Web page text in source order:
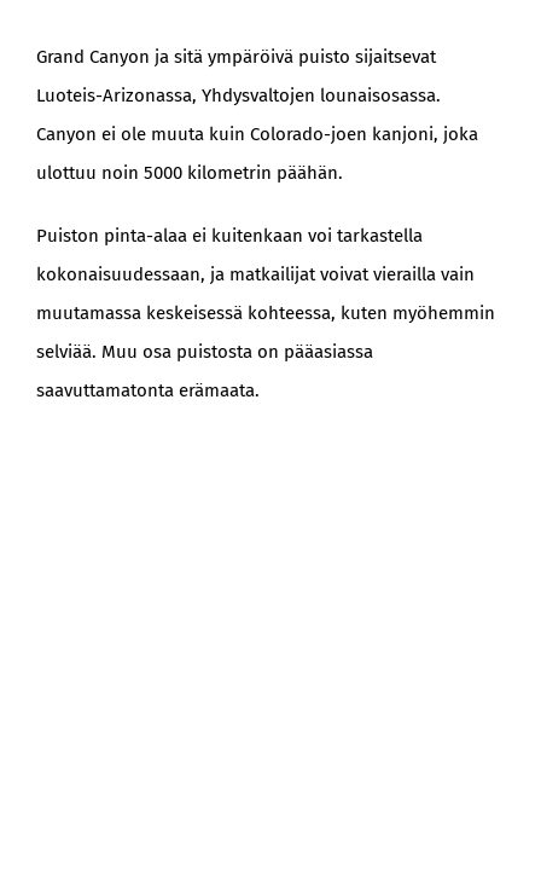
Grand Canyon ja sitä ympäröivä puisto sijaitsevat
Luoteis-Arizonassa, Yhdysvaltojen lounaisosassa.
Canyon ei ole muuta kuin Colorado-joen kanjoni, joka
ulottuu noin 5000 kilometrin päähän.
Puiston pinta-alaa ei kuitenkaan voi tarkastella
kokonaisuudessaan, ja matkailijat voivat vierailla vain
muutamassa keskeisessä kohteessa, kuten myöhemmin
selviää. Muu osa puistosta on pääasiassa
saavuttamatonta erämaata.